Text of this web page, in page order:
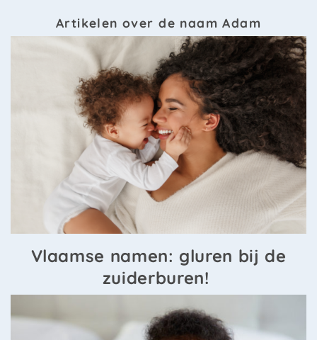
Artikelen over de naam Adam
Vlaamse namen: gluren bij de
zuiderburen!